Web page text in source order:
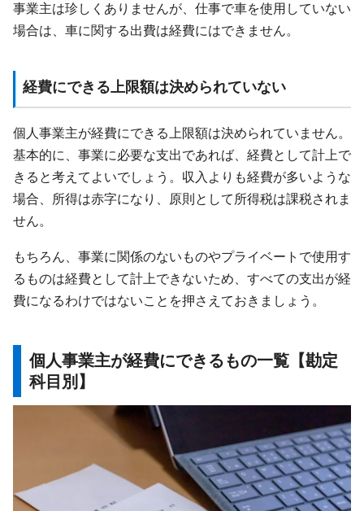
事業主は珍しくありませんが、仕事で車を使用していない
場合は、車に関する出費は経費にはできません。
経費にできる上限額は決められていない
個人事業主が経費にできる上限額は決められていません。
基本的に、事業に必要な支出であれば、経費として計上で
きると考えてよいでしょう。収入よりも経費が多いような
場合、所得は赤字になり、原則として所得税は課税されま
せん。
もちろん、事業に関係のないものやプライベートで使用す
るものは経費として計上できないため、すべての支出が経
費になるわけではないことを押さえておきましょう。
個人事業主が経費にできるもの一覧【勘定
科目別】